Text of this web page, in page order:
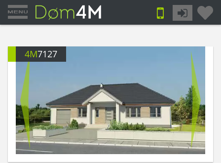
4M7127